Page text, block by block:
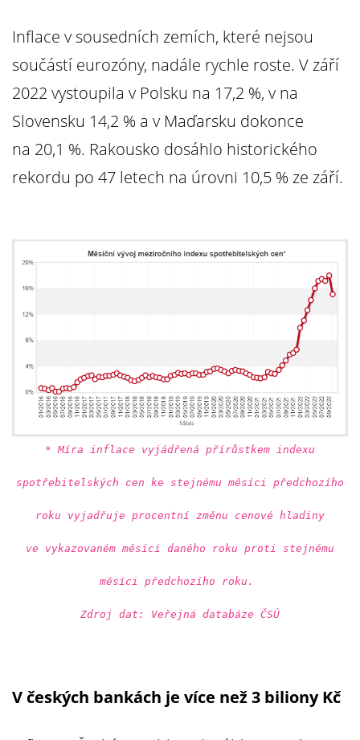
Inflace v sousedních zemích, které nejsou
součástí eurozóny, nadále rychle roste. V září
2022 vystoupila v Polsku na 17,2 %, v na
Slovensku 14,2 % a v Maďarsku dokonce
na 20,1 %. Rakousko dosáhlo historického
rekordu po 47 letech na úrovni 10,5 % ze září.
* Míra inflace vyjádřená přírůstkem indexu
spotřebitelských cen ke stejnému měsíci předchozího
roku vyjadřuje procentní změnu cenové hladiny
ve vykazovaném měsíci daného roku proti stejnému
měsíci předchozího roku.
Zdroj dat: Veřejná databáze ČSÚ
V českých bankách je více než 3 biliony Kč